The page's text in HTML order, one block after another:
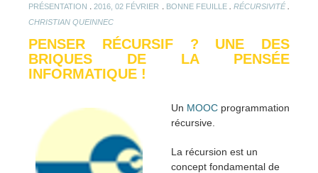
PRÉSENTATION
.2016, 02 FÉVRIER BONNE FEUILLE. RÉCURSIVITÉ.
CHRISTIAN QUEINNEC
PENSER RÉCURSIF ? UNE DES
BRIQUES DE LA PENSÉE
INFORMATIQUE !
Un MOOC programmation
récursive.
La récursion est un
concept fondamental de